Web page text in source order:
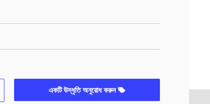
একটি উদ্ধৃতি অনুরোধ করুন